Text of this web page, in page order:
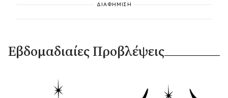
ΔΙΑΦΗΜΙΣΗ
Εβδομαδιαίες Προβλέψεις